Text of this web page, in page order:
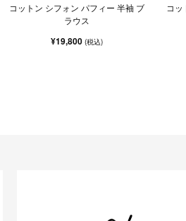
コットン シフォン パフィー 半袖 ブ
ラウス
¥19,800 (税込)
コ